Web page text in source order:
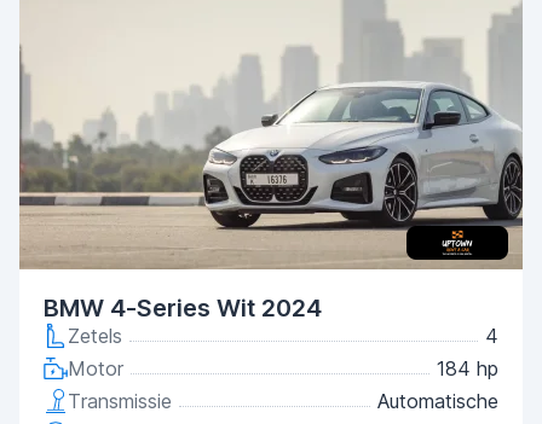
BMW 4-Series Wit 2024
Zetels
4
Motor
184 hp
Transmissie
Automatische